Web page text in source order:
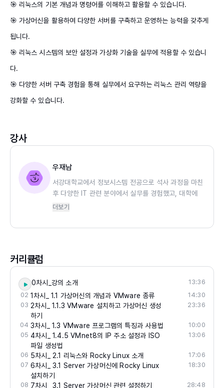
🎯 리눅스의 기본 개념과 명령어를 이해하고 활용할 수 있습니다.​
🎯 가상머신을 활용하여 다양한 서버를 구축하고 운영하는 능력을 갖추게
됩니다.​
🎯 리눅스 시스템의 보안 설정과 가상화 기술을 실무에 적용할 수 있습니
다.​
🎯 다양한 서버 구축 경험을 통해 실무에서 요구하는 리눅스 관리 역량을
강화할 수 있습니다.​
강사
우재남
서강대학교에서 정보시스템 전공으로 석사 과정을 마친
후 다양한 IT 관련 분야에서 실무를 경험했고, 대학에
서 프로그래밍, 데이터베이스, 운영체제 등을 강의해
으로 재직 중이며, 공간 정보와 IT의 융합 학문인 유시
이 체험한 다양한 IT 실무 경험과 지식을 최대한 쉽고
빠르게 독자와 수강생에게 전달하는 것을 집필과 강의
의 모토로 삼고 있다. 지금까지 한빛미디어와 한빛아카
더보기
커리큘럼
0차시_강의 소개
13:36
02 1차시_ 1.1 가상머신의 개념과 VMware 종류
14:30
03 2차시_ 1.1.3 VMware 설치하고 가상머신 생성
하기
23:36
04 3차시_ 1.3 VMware 프로그램의 특징과 사용법
10:00
05 4차시_ 1.4.5 VMnet8의 IP 주소 설정과 ISO
파일 생성법
13:06
06 5차시_ 2.1 리눅스와 Rocky Linux 소개
17:06
07 6차시_ 3.1 Server 가상머신에 Rocky Linux
설치하기
18:30
08 7차시_ 3.1 Server 가상머신 관련 설정하기 28:48